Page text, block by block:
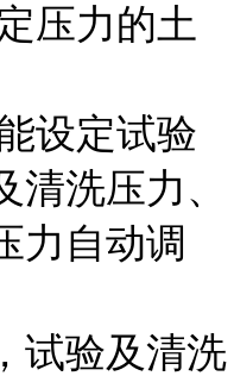
压力的土
设定试验
洗压力、
力自动调
试验及清洗